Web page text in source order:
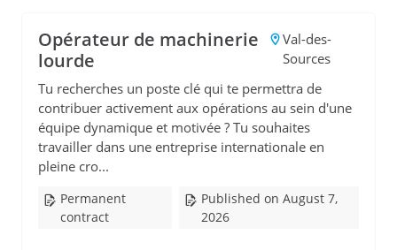
Opérateur de machinerie
lourde
Val-des-
Sources
Tu recherches un poste clé qui te permettra de
contribuer activement aux opérations au sein d'une
équipe dynamique et motivée ? Tu souhaites
travailler dans une entreprise internationale en
pleine cro...
Permanent
contract
Published on August 7,
2026